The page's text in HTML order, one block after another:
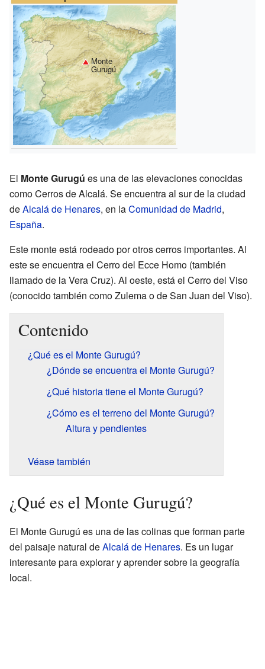
Monte
Gurugú
El Monte Gurugú es una de las elevaciones conocidas
como Cerros de Alcalá. Se encuentra al sur de la ciudad
deAlcalá de Henares, en laComunidad de Madrid,
España.
Este monte está rodeado por otros cerros importantes. Al
este se encuentra el Cerro del Ecce Homo (también
llamado de la Vera Cruz). Al oeste, está el Cerro del Viso
(conocido también como Zulema o de San Juan del Viso).
Contenido
¿Qué es el Monte Gurugú?
¿Dónde se encuentra el Monte Gurugú?
¿Qué historia tiene el Monte Gurugú?
¿Cómo es el terreno del Monte Gurugú?
Altura y pendientes
Véase también
¿Qué es el Monte Gurugú?
El Monte Gurugú es una de las colinas que forman parte
del paisaje natural deAlcalá de Henares. Es un lugar
interesante para explorar y aprender sobre la geografía
local.